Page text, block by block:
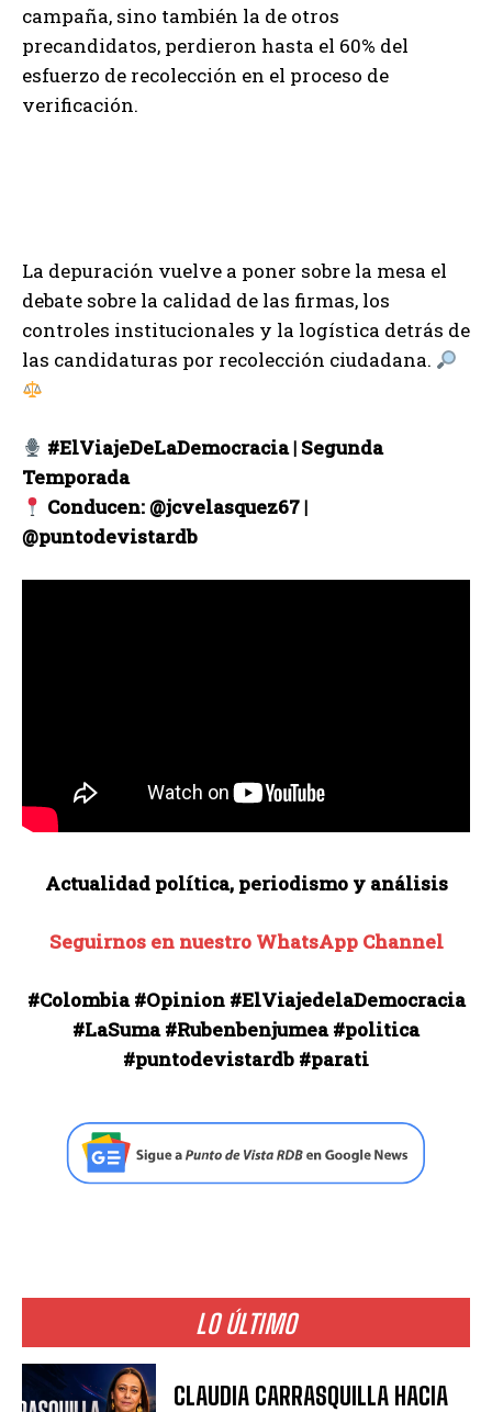
campaña, sino también la de otros
precandidatos, perdieron hasta el 60% del
esfuerzo de recolección en el proceso de
verificación.
La depuración vuelve a poner sobre la mesa el
debate sobre la calidad de las firmas, los
controles institucionales y la logística detrás de
las candidaturas por recolección ciudadana.
#ElViajeDeLaDemocracia | Segunda
Temporada
Conducen: @jcvelasquez67 |
@puntodevistardb
Actualidad política, periodismo y análisis
Seguirnos en nuestro WhatsApp Channel
#Colombia #Opinion #ElViajedelaDemocracia
#LaSuma #Rubenbenjumea #politica
#puntodevistardb #parati
LO ÚLTIMO
CLAUDIA CARRASQUILLA HACIA